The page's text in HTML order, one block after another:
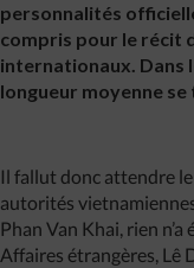
personnalités
compris pour le récit
internationaux. Dans
longueur moyenne
Il fallut donc attendre
autorités
Phan Van Khai, rien
Affaires étrangères, Lê